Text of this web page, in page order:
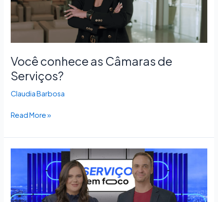
Você conhece as Câmaras de
Serviços?
Claudia Barbosa
Read More »
Serviços
peculiares